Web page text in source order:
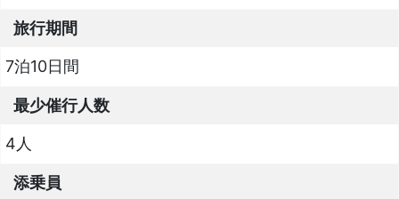
旅行期間
7泊10日間
最少催行人数
4人
添乗員